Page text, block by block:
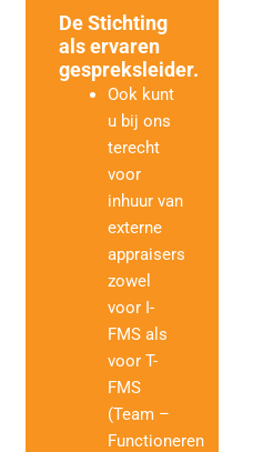
De Stichting
als ervaren
gespreksleider.
Ook kunt
u bij ons
terecht
voor
inhuur van
externe
appraisers
zowel
voor I-
FMS als
voor T-
FMS
(Team –
Functioneren